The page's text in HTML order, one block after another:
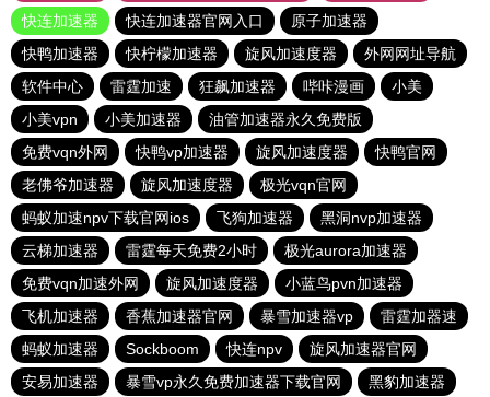
快连加速器
快连加速器官网入口
原子加速器
快鸭加速器
快柠檬加速器 旋风加速度器
外网网址导航
软件中心
雷霆加速 狂飙加速器 哔咔漫画
小美
小美vpn
小美加速器
油管加速器永久免费版
免费vqn外网
快鸭vp加速器 旋风加速度器
快鸭官网
老佛爷加速器
旋风加速度器
极光vqn官网
蚂蚁加速npv下载官网ios
飞狗加速器
黑洞nvp加速器
云梯加速器
雷霆每天免费2小时
极光aurora加速器
免费vqn加速外网
旋风加速度器
小蓝鸟pvn加速器
飞机加速器
香蕉加速器官网 暴雪加速器vp
雷霆加器速
蚂蚁加速器
Sockboom 快连npv
旋风加速器官网
安易加速器
暴雪vp永久免费加速器下载官网 黑豹加速器